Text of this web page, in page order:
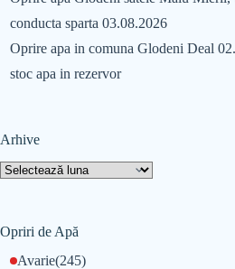
conducta sparta 03.08.2026
Oprire apa in comuna Glodeni Deal
stoc apa in rezervor
Arhive
Opriri de Apă
Avarie(245)